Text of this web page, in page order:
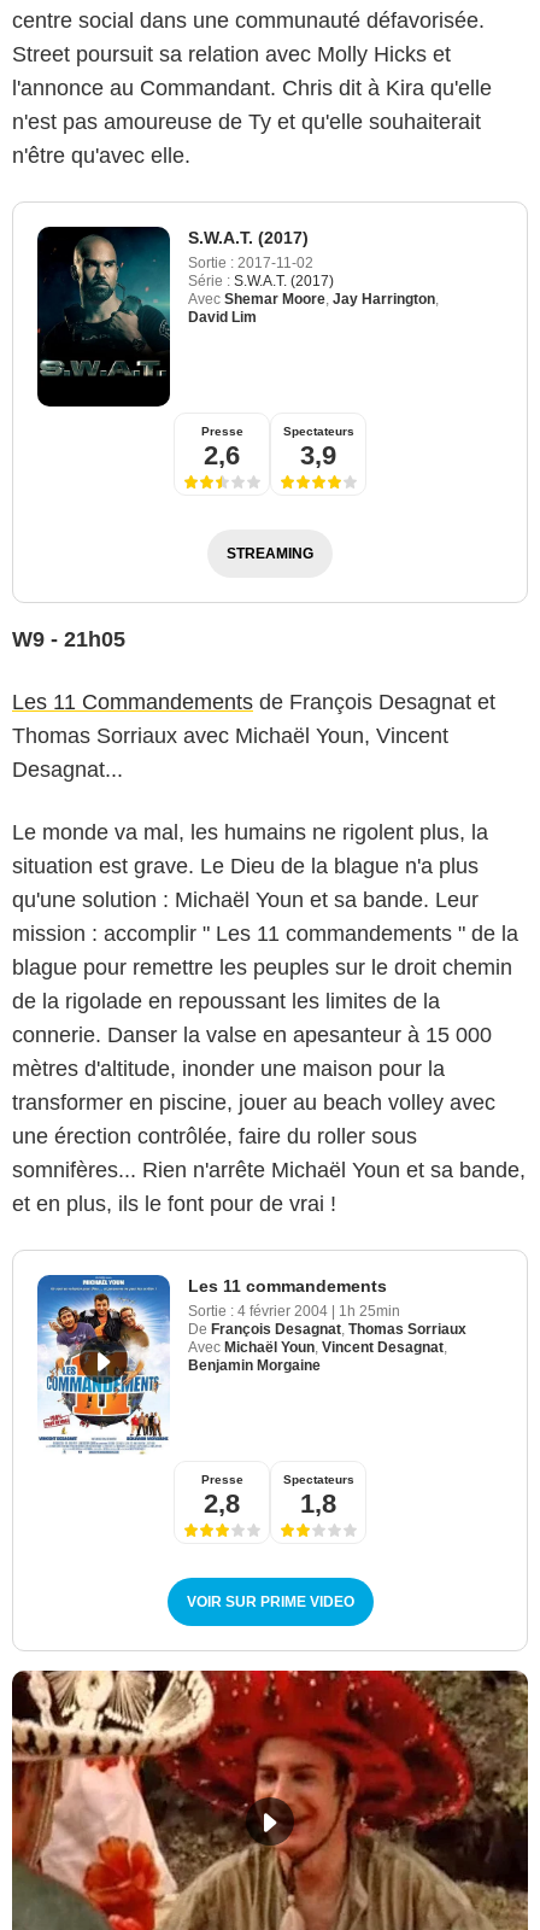
centre social dans une communauté défavorisée.
Street poursuit sa relation avec Molly Hicks et
l'annonce au Commandant. Chris dit à Kira qu'elle
n'est pas amoureuse de Ty et qu'elle souhaiterait
n'être qu'avec elle.
S.W.A.T. (2017)
Sortie : 2017-11-02
Série : S.W.A.T. (2017)
Avec Shemar Moore, Jay Harrington,
David Lim
Presse
2,6
Spectateurs
3,9
STREAMING
W9 - 21h05
Les 11 Commandements de François Desagnat et
Thomas Sorriaux avec Michaël Youn, Vincent
Desagnat...
Le monde va mal, les humains ne rigolent plus, la
situation est grave. Le Dieu de la blague n'a plus
qu'une solution : Michaël Youn et sa bande. Leur
mission : accomplir " Les 11 commandements " de la
blague pour remettre les peuples sur le droit chemin
de la rigolade en repoussant les limites de la
connerie. Danser la valse en apesanteur à 15 000
mètres d'altitude, inonder une maison pour la
transformer en piscine, jouer au beach volley avec
une érection contrôlée, faire du roller sous
somnifères... Rien n'arrête Michaël Youn et sa bande,
et en plus, ils le font pour de vrai !
Les 11 commandements
Sortie : 4 février 2004
1h 25min
De François Desagnat, Thomas Sorriaux
Avec Michaël Youn, Vincent Desagnat,
Benjamin Morgaine
Presse
2,8
Spectateurs
1,8
VOIR SUR PRIME VIDEO